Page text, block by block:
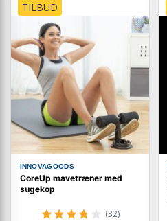
TILBUD
INNOVAGOODS
CoreUp mavetræner med
sugekop
(32)